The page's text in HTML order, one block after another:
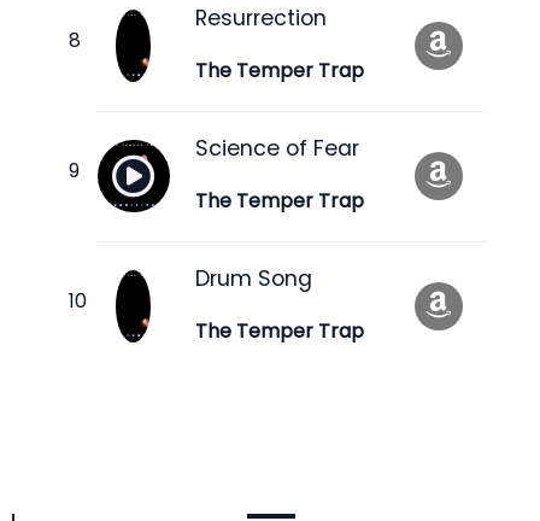
Resurrection
The Temper Trap
Science of Fear
The Temper Trap
Drum Song
The Temper Trap